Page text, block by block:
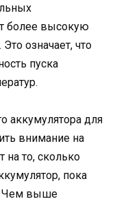
более высокую
означает, что
пуска
аккумулятора для
внимание на
на то, сколько
пока
Чем выше